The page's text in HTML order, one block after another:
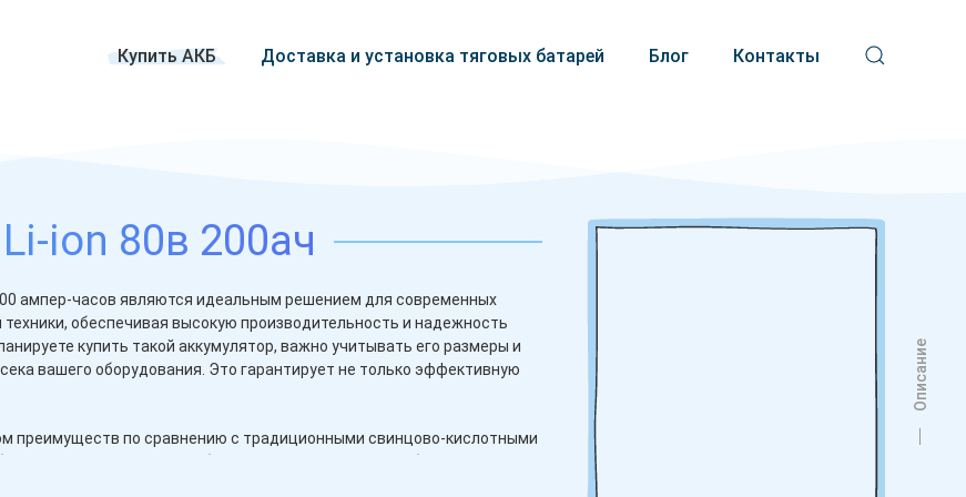
Купить АКБ Доставка и установка тяговых батарей Блог Контакты
ion 80в 200ач
ампер-часов являются идеальным решением для современных
обеспечивая высокую производительность и надежность
купить такой аккумулятор, важно учитывать его размеры и
вашего оборудования. Это гарантирует не только эффективную
преимуществ по сравнению с традиционными свинцово-кислотными
важно для вилочных погрузчиков, которые используются в
Описание